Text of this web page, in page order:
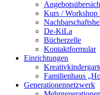
Kurs / Workshop
De-KiLa
Bücherzelle
Kontaktformular
Einrichtungen
Familienhaus
Generationennetzwerk